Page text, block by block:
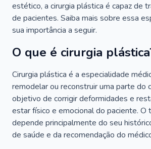
estético, a cirurgia plástica é capaz de
de pacientes. Saiba mais sobre essa
sua importância a seguir.
O que é cirurgia
Cirurgia plástica é a especialidade
remodelar ou reconstruir uma parte do
objetivo de corrigir deformidades e
estar físico e emocional do paciente. O
depende principalmente do seu
de saúde e da recomendação do